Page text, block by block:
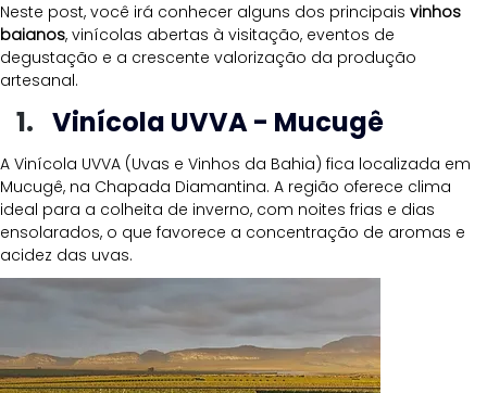
Neste post, você irá conhecer alguns dos principais vinhos
baianos, vinícolas abertas à visitação, eventos de
degustação e a crescente valorização da produção
artesanal.
Vinícola UVVA - Mucugê
A Vinícola UVVA (Uvas e Vinhos da Bahia) fica localizada em
Mucugê, na Chapada Diamantina. A região oferece clima
ideal para a colheita de inverno, com noites frias e dias
ensolarados, o que favorece a concentração de aromas e
acidez das uvas.